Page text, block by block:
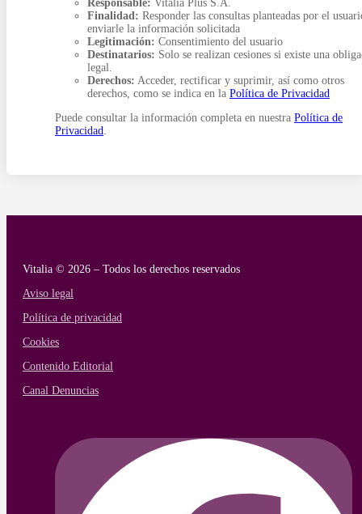
Responsable: Vitalia Plus S.A.
Finalidad: Responder las consultas planteadas por el
enviarle la información solicitada
Legitimación: Consentimiento del usuario
Destinatarios: Solo se realizan cesiones si existe una
legal.
Derechos: Acceder, rectificar y suprimir, así como otros
derechos, como se indica en la Política de Privacidad
Puede consultar la información completa en nuestra Política de
Privacidad
Vitalia © 2026 – Todos los derechos reservados
Aviso legal
Política de privacidad
Cookies
Contenido Editorial
Canal Denuncias